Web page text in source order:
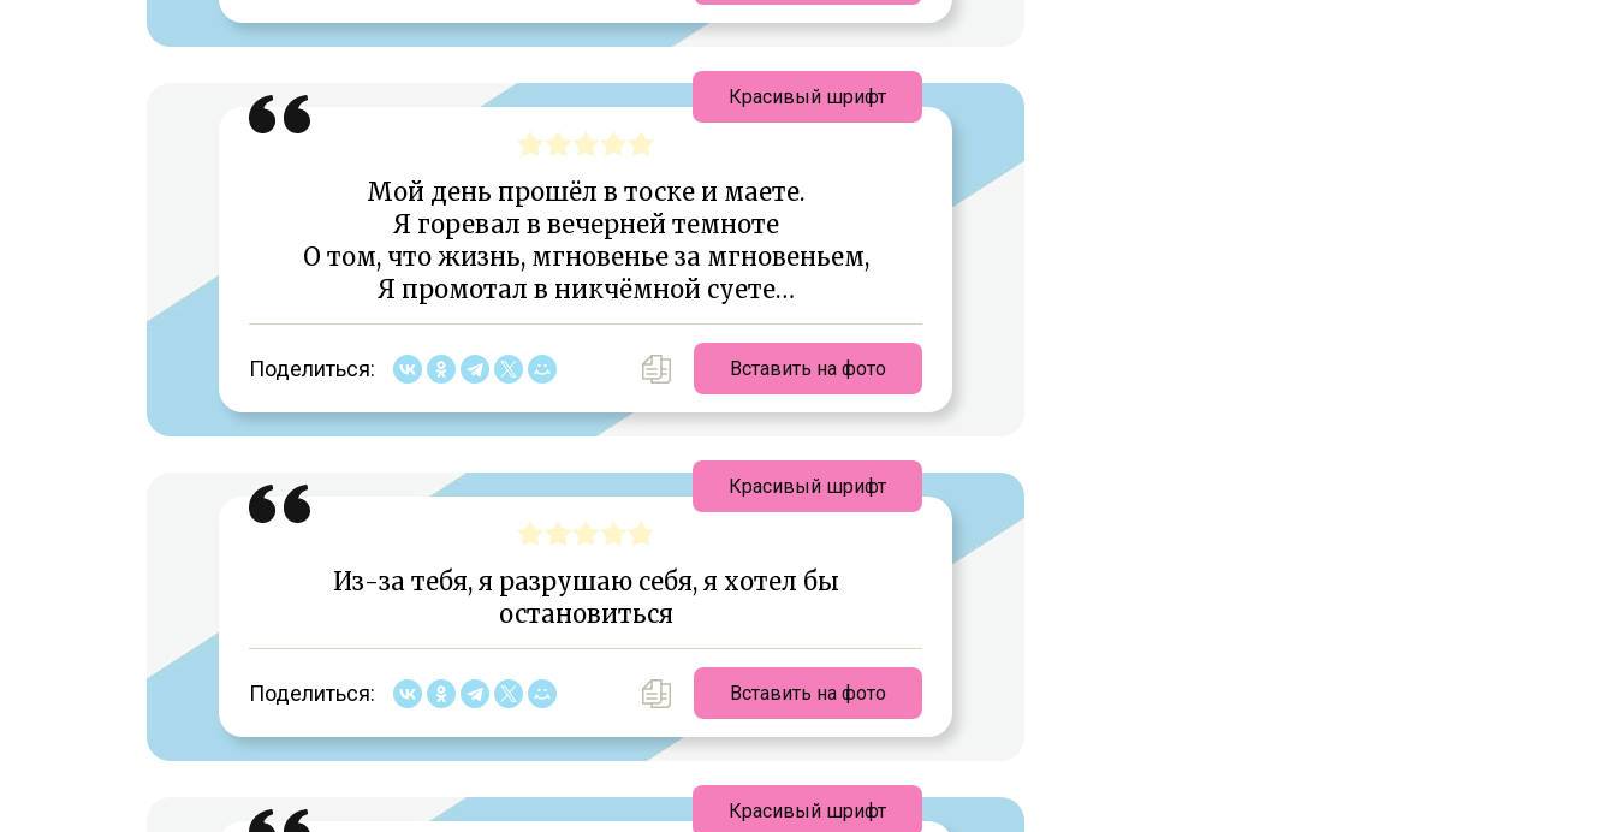
Мой день прошёл в тоске и маете.
Я горевал в вечерней темноте
О том, что жизнь, мгновенье за мгновеньем,
Я промотал в никчёмной суете…
Поделиться: Вставить на фото
Красивый шрифт
Из-за тебя, я разрушаю себя, я хотел бы
остановиться
Поделиться: Вставить на фото
Красивый шрифт
Красивый шрифт